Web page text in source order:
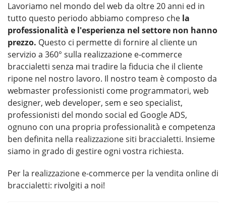
Lavoriamo nel mondo del web da oltre 20 anni ed in
tutto questo periodo abbiamo compreso che la
professionalità e l'esperienza nel settore non hanno
prezzo. Questo ci permette di fornire al cliente un
servizio a 360° sulla realizzazione e-commerce
braccialetti senza mai tradire la fiducia che il cliente
ripone nel nostro lavoro. Il nostro team è composto da
webmaster professionisti come programmatori, web
designer, web developer, sem e seo specialist,
professionisti del mondo social ed Google ADS,
ognuno con una propria professionalità e competenza
ben definita nella realizzazione siti braccialetti. Insieme
siamo in grado di gestire ogni vostra richiesta.
Per la realizzazione e-commerce per la vendita online di
braccialetti: rivolgiti a noi!